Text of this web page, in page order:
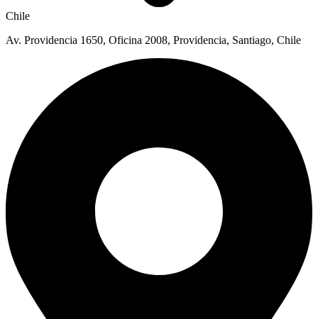
Chile
Av. Providencia 1650, Oficina 2008, Providencia, Santiago, Chile